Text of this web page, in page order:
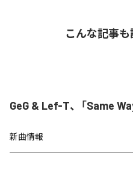
こんな記事
GeG & Lef-T、「Same
新曲情報